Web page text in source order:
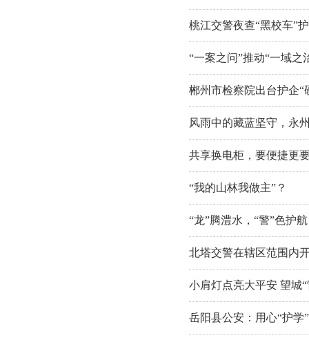
桃江交警夜查“黑校车”
“一案之问”推动“一域
郴州市检察院出台护企“
风雨中的藏蓝坚守，永
共享换电柜，要便捷更
“我的山林我做主”？
“龙”腾澧水，“警”色护
北塔交警在辖区范围内
小肩灯点亮大平安 望城
岳阳县公安：用心“护学